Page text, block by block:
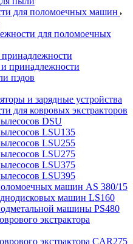
для поломоечных машин
для поломоечных
принадлежности
пэдов
и зарядные устройства
для ковровых экстракторов
DSU
LSU135
LSU255
LSU275
LSU375
LSU395
машин AS 380/15
машин LS160
машины PS480
экстрактора
экстрактора CAR275